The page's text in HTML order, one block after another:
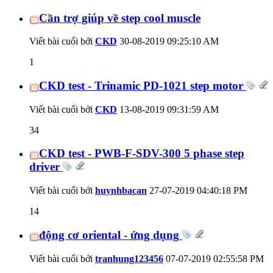
Cần trợ giúp về step cool muscle
Viết bài cuối bởi CKD 30-08-2019 09:25:10 AM
1
CKD test - Trinamic PD-1021 step motor
Viết bài cuối bởi CKD 13-08-2019 09:31:59 AM
34
CKD test - PWB-F-SDV-300 5 phase step
driver
Viết bài cuối bởi huynhbacan 27-07-2019 04:40:18 PM
14
động cơ oriental - ứng dụng
Viết bài cuối bởi tranhung123456 07-07-2019 02:55:58 PM